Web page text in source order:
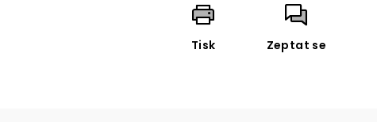
Tisk Zeptat se